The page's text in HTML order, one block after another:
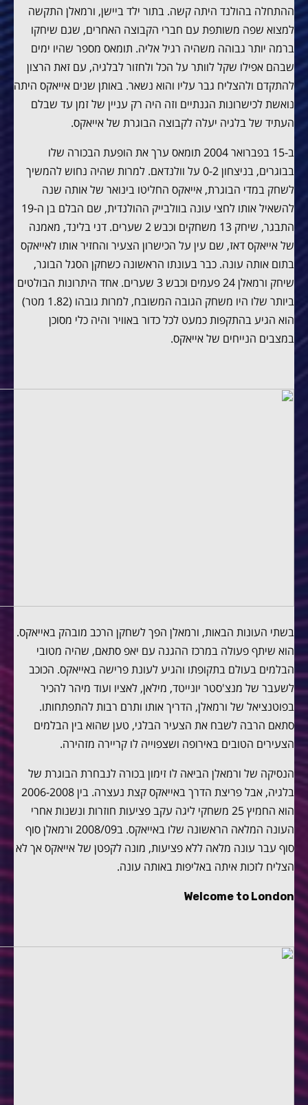
ההתחלה בהולנד היתה קשה. בתור ילד ביישן, ורמאלן התקשה
למצוא שפה משותפת עם חברי הקבוצה האחרים, שגם שיחקו
ברמה יותר גבוהה משהיה רגיל אליה. תומאס מספר שהיו ימים
שבהם אפילו שקל לוותר על הכל ולחזור לבלגיה, עם זאת הרצון
להתקדם ולהצליח גבר עליו והוא נשאר. באותן שנים אייאקס היתה
נואשת לכישרונות הגנתיים וזה היה רק עניין של זמן עד שבלם
העתיד של בלגיה יעלה לקבוצה הבוגרת של אייאקס.
ב-15 בפברואר 2004 תומאס ערך את הופעת הבכורה שלו
בבוגרים, בניצחון 0-2 על וולנדאם. למרות שהיה נחוש להמשיך
לשחק במדי הבוגרת, אייאקס החליטו בינואר של אותה שנה
להשאיל אותו לחצי עונה בוולבייק ההולנדית, שם הבלם בן ה-19
התבגר, שיחק 13 משחקים וכבש 2 שערים. דני בלינד, מאמנה
של אייאקס דאז, שם עין על הכישרון הצעיר והחזיר אותו לאייאקס
בתום אותה עונה. כבר בעונתו הראשונה כשחקן הסגל הבוגר,
שיחק ורמאלן 24 פעמים וכבש 3 שערים. אחד היתרונות הבולטים
ביותר שלו היו משחק הגובה המשובח, למרות גובהו (1.82 מטר)
הוא הגיע בהתקפות כמעט לכל כדור באוויר והיה כלי מסוכן
במצבים הנייחים של אייאקס.
בשתי העונות הבאות, ורמאלן הפך לשחקן הרכב מובהק באייאקס.
הוא שיתף פעולה במרכז ההגנה עם יאפ סתאם, שהיה מטובי
הבלמים בעולם בתקופתו והגיע לעונת פרישה באייאקס. הכוכב
לשעבר של מנצ'סטר יונייטד, מילאן, לאציו ועוד מיהר להכיר
בפוטנציאל של ורמאלן, הדריך אותו ותרם רבות להתפתחותו.
סתאם הרבה לשבח את הצעיר הבלגי, טען שהוא בין הבלמים
הצעירים הטובים באירופה ושצפוייה לו קריירה מזהירה.
הנסיקה של ורמאלן הביאה לו זימון בכורה לנבחרת הבוגרת של
בלגיה, אבל פריצת הדרך באייאקס קצת נעצרה. בין 2006-2008
הוא החמיץ 25 משחקי ליגה עקב פציעות חוזרות ונשנות אחרי
העונה המלאה הראשונה שלו באייאקס. ב2008/09 ורמאלן סוף
סוף עבר עונה מלאה ללא פציעות, מונה לקפטן של אייאקס אך לא
הצליח לזכות איתה באליפות באותה עונה.
Welcome to London